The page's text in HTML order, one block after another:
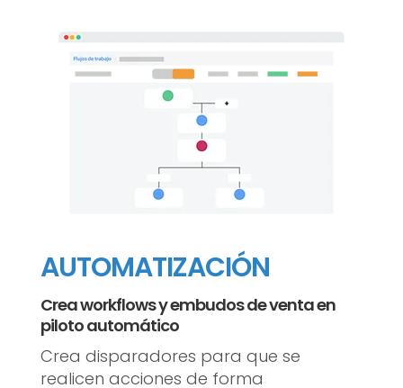
AUTOMATIZACIÓN
Crea workflows y embudos de venta en
piloto automático
Crea disparadores para que se
realicen acciones de forma